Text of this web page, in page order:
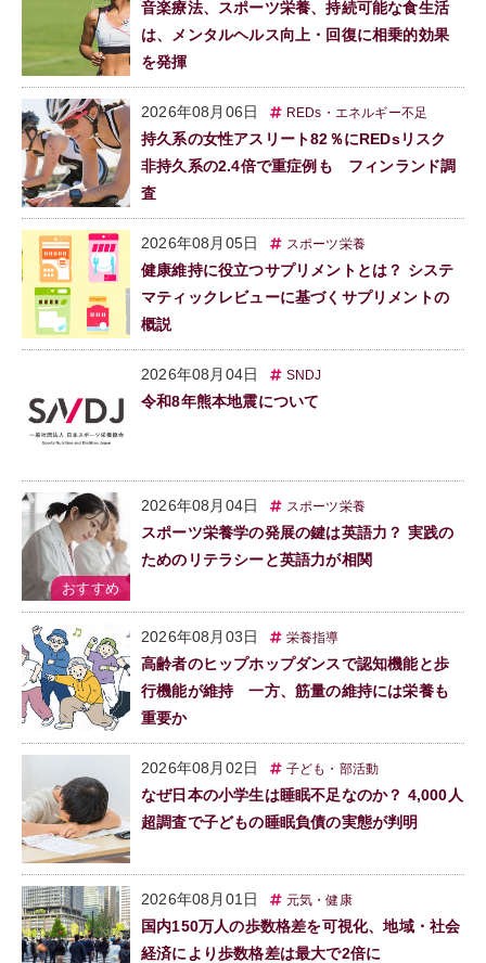
音楽療法、スポーツ栄養、持続可能な食生活
は、メンタルヘルス向上・回復に相乗的効果
を発揮
2026年08月06日 REDs・エネルギー不足
持久系の女性アスリート82％にREDsリスク
非持久系の2.4倍で重症例も フィンランド調
査
2026年08月05日 スポーツ栄養
健康維持に役立つサプリメントとは？ システ
マティックレビューに基づくサプリメントの
概説
2026年08月04日 SNDJ
令和8年熊本地震について
2026年08月04日 スポーツ栄養
スポーツ栄養学の発展の鍵は英語力？ 実践の
ためのリテラシーと英語力が相関
2026年08月03日 栄養指導
高齢者のヒップホップダンスで認知機能と歩
行機能が維持 一方、筋量の維持には栄養も
重要か
2026年08月02日 子ども・部活動
なぜ日本の小学生は睡眠不足なのか？ 4,000人
超調査で子どもの睡眠負債の実態が判明
2026年08月01日 元気・健康
国内150万人の歩数格差を可視化、地域・社会
経済により歩数格差は最大で2倍に